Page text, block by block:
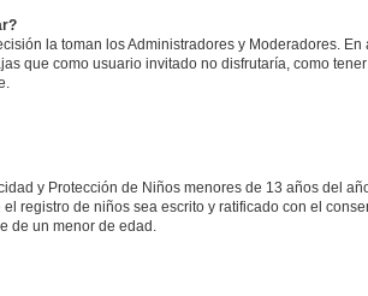
la toman los Administradores y Moderadores.
que como usuario invitado no disfrutaría, como
y Protección de Niños menores de 13 años del
registro de niños sea escrito y ratificado con el
de un menor de edad.